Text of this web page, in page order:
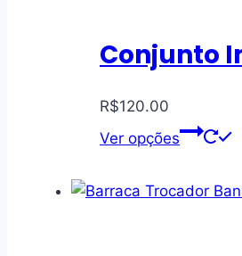
Conjunto
R$120.00
Ver opções